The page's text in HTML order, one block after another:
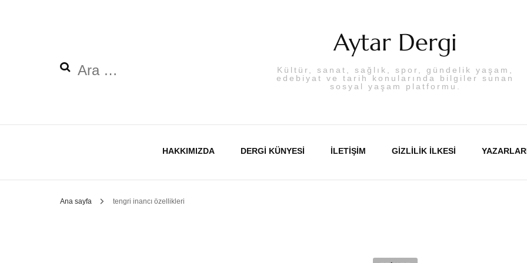
Arama:
Aytar Dergi
Kültür, sanat, sağlık, spor, gündelik yaşam,
edebiyat ve tarih konularında bilgiler sunan
sosyal yaşam platformu.
HAKKIMIZDA DERGI KÜNYESI İLETIŞIM GIZLILIK İLKESI
Ana sayfa tengri inancı özellikleri